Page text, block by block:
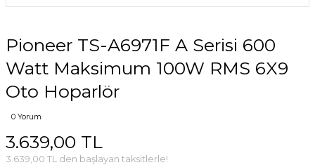
Pioneer TS-A6971F A Serisi 600
Watt Maksimum 100W RMS 6X9
Oto Hoparlör
0 Yorum
3.639,00 TL
3.639,00 TL den başlayan taksitlerle!